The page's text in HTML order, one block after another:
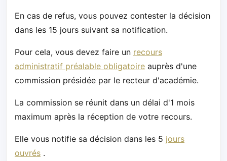
En cas de refus, vous pouvez contester la décision
dans les 15 jours suivant sa notification.
Pour cela, vous devez faire un recours
administratif préalable obligatoire auprès d'une
commission présidée par le recteur d'académie.
La commission se réunit dans un délai d'1 mois
maximum après la réception de votre recours.
Elle vous notifie sa décision dans les 5 jours
ouvrés .